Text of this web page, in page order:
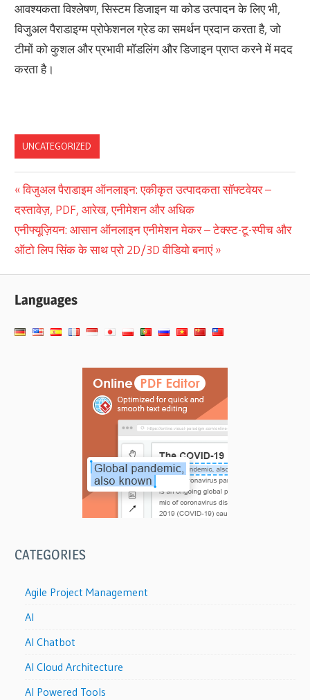
आवश्यकता विश्लेषण, सिस्टम डिजाइन या कोड उत्पादन के लिए भी,
विजुअल पैराडाइग्म प्रोफेशनल ग्रेड का समर्थन प्रदान करता है, जो
टीमों को कुशल और प्रभावी मॉडलिंग और डिजाइन प्राप्त करने में मदद
करता है।
UNCATEGORIZED
पोस्ट
नेविगेशन
Previous
Post:
विजुअल पैराडाइम ऑनलाइन: एकीकृत उत्पादकता सॉफ्टवेयर –
दस्तावेज़, PDF, आरेख, एनीमेशन और अधिक
Next
Post:
एनीफ्यूज़ियन: आसान ऑनलाइन एनीमेशन मेकर – टेक्स्ट-टू-स्पीच और
ऑटो लिप सिंक के साथ प्रो 2D/3D वीडियो बनाएं
Languages
CATEGORIES
Agile Project Management
AI
AI Chatbot
AI Cloud Architecture
AI Powered Tools